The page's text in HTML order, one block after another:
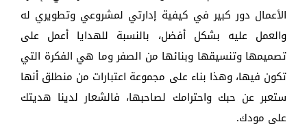
الأعمال دور كبير في كيفية إدارتي لمشروعي وتطويري له
والعمل عليه بشكل أفضل، بالنسبة للهدايا أعمل على
تصميمها وتنسيقها وبنائها من الصفر وما هي الفكرة التي
تكون فيها، وهذا بناء على مجموعة اعتبارات من منطلق أنها
ستعبر عن حبك واحترامك لصاحبها، فالشعار لدينا هديتك
على مودك.